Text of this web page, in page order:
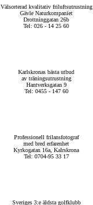
Välsorterad kvalitativ friluftsutrustning
Gävle Naturkompaniet
Drottninggatan 26b
Tel: 026 - 14 25 60
Karlskronas bästa utbud
av träningsutrustning
Hantverksgatan 9
Tel: 0455 - 147 60
Professionell frilansfotograf
med bred erfarenhet
Kyrkogatan 16a, Kalrskrona
Tel: 0704-95 33 17
Sveriges 3:e äldsta golfklubb